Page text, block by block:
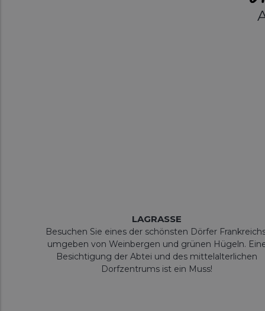
LAGRASSE
Besuchen Sie eines der schönsten Dörfer
umgeben von Weinbergen und grünen Hügeln.
Besichtigung der Abtei und des mittelalterlichen
Dorfzentrums ist ein Muss!